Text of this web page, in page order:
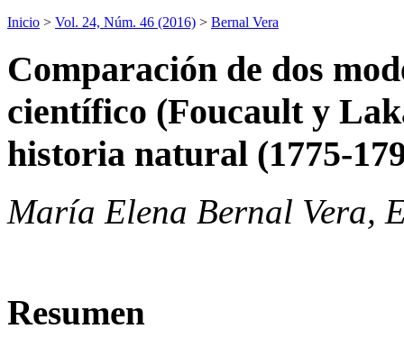
Inicio > Vol. 24, Núm. 46 (2016) > Bernal Vera
Comparación de dos
científico (Foucault y
historia natural (1775-
María Elena Bernal Vera,
Resumen